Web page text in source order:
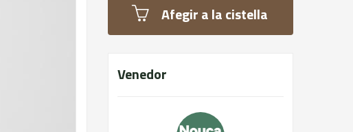
Afegir a la cistella
Venedor